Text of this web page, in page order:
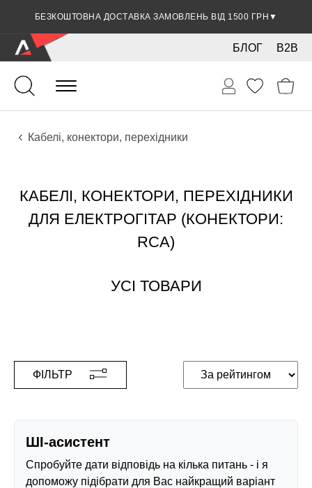
БЕЗКОШТОВНА ДОСТАВКА ЗАМОВЛЕНЬ ВІД 1500 ГРН ▼
ЗНИЖКА 5% ПРИ ОПЛАТІ БАНКІВСЬКОЮ КАРТКОЮ ▼
B2B
БЛОГ
Гітари
Електро інструменти
Звукове обладнання
Кабелі, конектори, перехідники
КАБЕЛІ, КОНЕКТОРИ, ПЕРЕХІДНИКИ
ДЛЯ ЕЛЕКТРОГІТАР (КОНЕКТОРИ:
RCA)
УСІ ТОВАРИ
ФІЛЬТР
ШІ-асистент
Спробуйте дати відповідь на кілька питань - і я
допоможу підібрати для Вас найкращий варіант